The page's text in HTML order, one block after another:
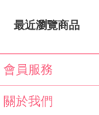
最近瀏覽商品
會員服務
會員辨法
客服信箱
隱私條款
網站導覽
關於我們